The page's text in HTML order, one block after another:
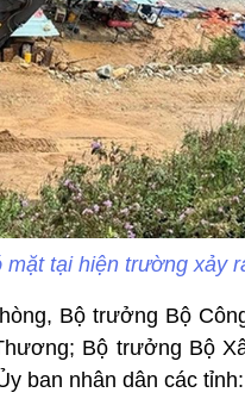
tại hiện trường xảy
Bộ trưởng Bộ
Bộ trưởng Bộ
ban nhân dân các